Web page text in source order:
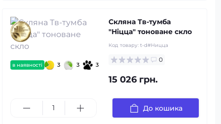
в наявності 3 3 3
Скляна Тв-тумба
"Ніцца" тоноване скло
Код товару: t-d#Ницца
0
15 026 грн.
До кошика